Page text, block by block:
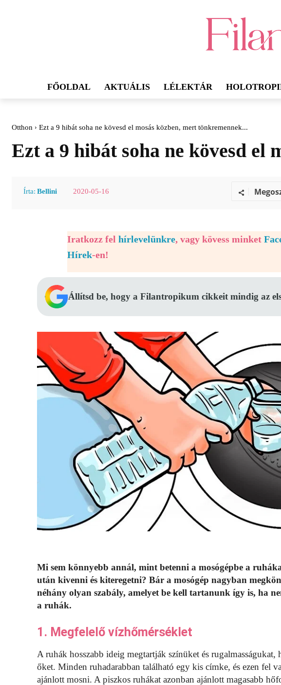
FŐOLDAL AKTUÁLIS LÉLEKTÁR
Otthon Ezt a 9 hibát soha ne kövesd el mosás közben, mert tönkremennek...
Ezt a 9 hibát soha ne kövesd el
Írta: Bellini 2020-05-16
Iratkozz fel hírlevelünkre, vagy kövess minket
Hírek-en!
Állítsd be, hogy a Filantropikum cikkeit mindig az
Mi sem könnyebb annál, mint betenni a mosógépbe a
után kivenni és kiteregetni? Bár a mosógép nagyban
néhány olyan szabály, amelyet be kell tartanunk így is, ha
a ruhák.
1. Megfelelő vízhőmérséklet
A ruhák hosszabb ideig megtartják színüket és rugalmasságukat,
őket. Minden ruhadarabban található egy kis címke, és ezen fel
ajánlott mosni. A piszkos ruhákat azonban ajánlott magasabb